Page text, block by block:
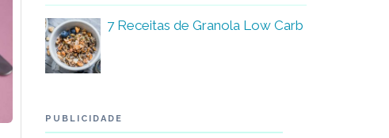
7 Receitas de Granola Low Carb
PUBLICIDADE